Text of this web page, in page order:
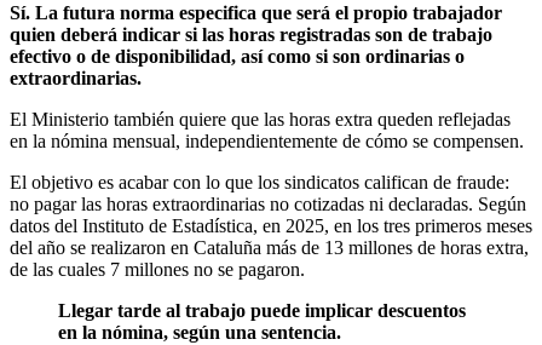
Sí. La futura norma especifica que será el propio trabajador
quien deberá indicar si las horas registradas son de trabajo
efectivo o de disponibilidad, así como si son ordinarias o
extraordinarias.
El Ministerio también quiere que las horas extra queden reflejadas
en la nómina mensual, independientemente de cómo se compensen.
El objetivo es acabar con lo que los sindicatos califican de fraude:
no pagar las horas extraordinarias no cotizadas ni declaradas. Según
datos del Instituto de Estadística, en 2025, en los tres primeros meses
del año se realizaron en Cataluña más de 13 millones de horas extra,
de las cuales 7 millones no se pagaron.
Llegar tarde al trabajo puede implicar descuentos
en la nómina, según una sentencia.